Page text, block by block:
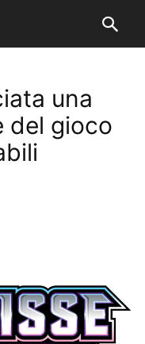
una
del gioco